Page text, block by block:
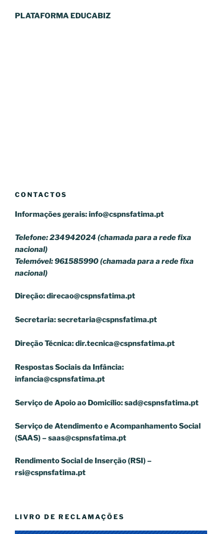
PLATAFORMA EDUCABIZ
CONTACTOS
Informações gerais:info@cspnsfatima.pt
Telefone: 234942024 (chamada para a rede fixa
nacional)
Telemóvel: 961585990 (chamada para a rede fixa
nacional)
Direção:direcao@cspnsfatima.pt
Secretaria:secretaria@cspnsfatima.pt
Direção Técnica:dir.tecnica@cspnsfatima.pt
Respostas Sociais da Infância:
infancia@cspnsfatima.pt
Serviço de Apoio ao Domicílio:sad@cspnsfatima.pt
Serviço de Atendimento e Acompanhamento Social
(SAAS) –saas@cspnsfatima.pt
Rendimento Social de Inserção (RSI) –
rsi@cspnsfatima.pt
LIVRO DE RECLAMAÇÕES